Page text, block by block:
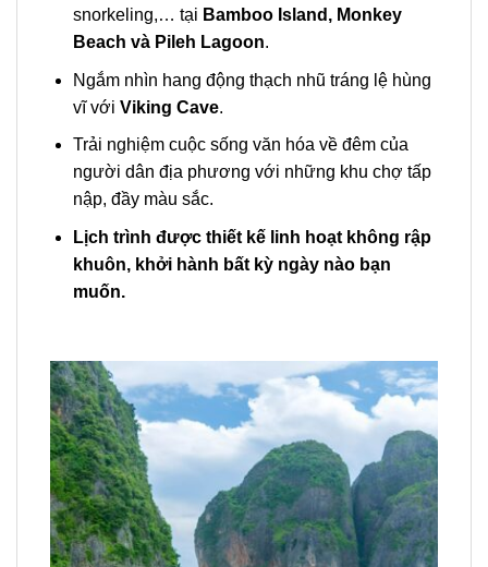
snorkeling,… tại Bamboo Island, Monkey
Beach và Pileh Lagoon.
Ngắm nhìn hang động thạch nhũ tráng lệ hùng
vĩ với Viking Cave.
Trải nghiệm cuộc sống văn hóa về đêm của
người dân địa phương với những khu chợ tấp
nập, đầy màu sắc.
Lịch trình được thiết kế linh hoạt không rập
khuôn, khởi hành bất kỳ ngày nào bạn
muốn.